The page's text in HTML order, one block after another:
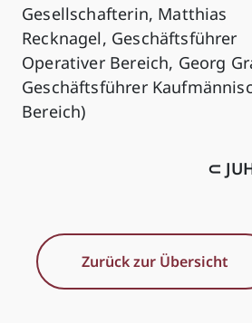
Gesellschafterin, Matthias
Recknagel, Geschäftsführer
Operativer Bereich, Georg
Geschäftsführer
Bereich)
⊂
Zurück zur Übersicht